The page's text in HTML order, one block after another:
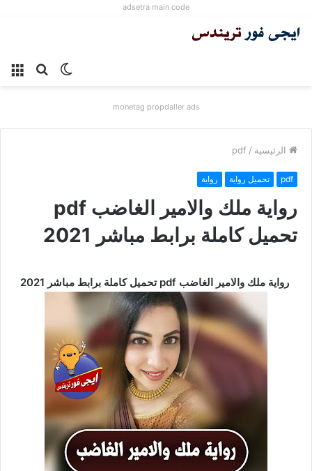
adsetra main code
بحث الوضع
monetag propdaller ads
الرئيسية /
pdf
pdf تحميل رواية رواية
رواية ملك والامير الغاضب pdf
تحميل كاملة برابط مباشر 2021
رواية ملك والامير الغاضب pdf تحميل كاملة برابط مباشر 2021